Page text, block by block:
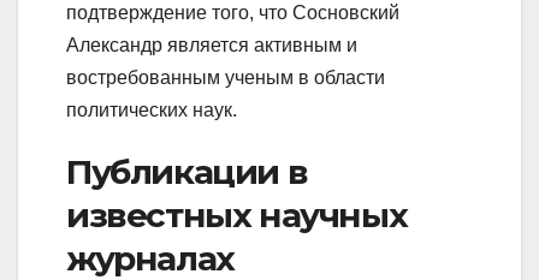
подтверждение того, что Сосновский
Александр является активным и
востребованным ученым в области
политических наук.
Публикации в
известных научных
журналах